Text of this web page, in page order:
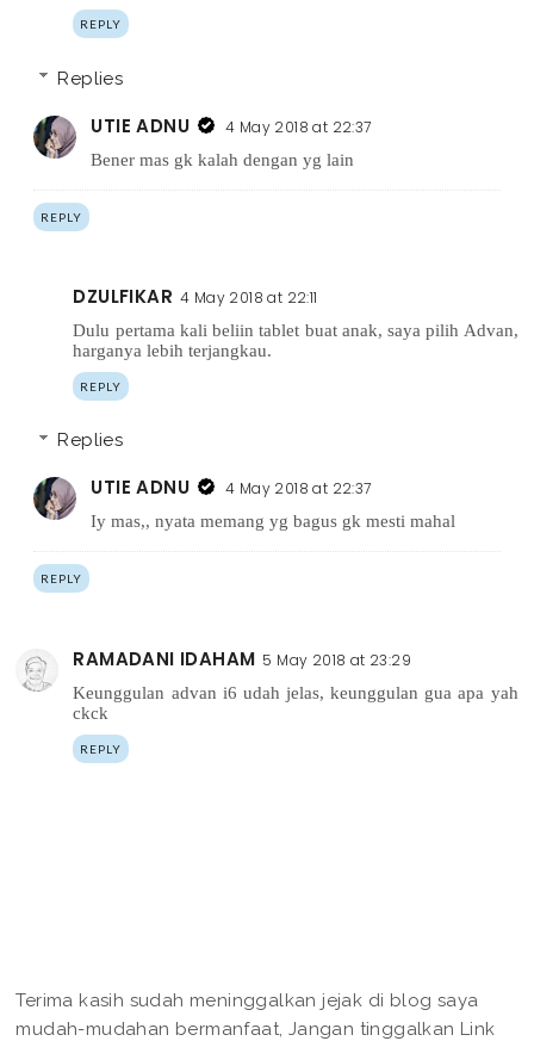
REPLY
Replies
UTIE ADNU 4 May 2018 at 22:37
Bener mas gk kalah dengan yg lain
REPLY
DZULFIKAR 4 May 2018 at 22:11
Dulu pertama kali beliin tablet buat anak, saya pilih Advan,
harganya lebih terjangkau.
REPLY
Replies
UTIE ADNU 4 May 2018 at 22:37
Iy mas,, nyata memang yg bagus gk mesti mahal
REPLY
RAMADANI IDAHAM 5 May 2018 at 23:29
Keunggulan advan i6 udah jelas, keunggulan gua apa yah
ckck
REPLY
Terima kasih sudah meninggalkan jejak di blog saya
mudah-mudahan bermanfaat, Jangan tinggalkan Link